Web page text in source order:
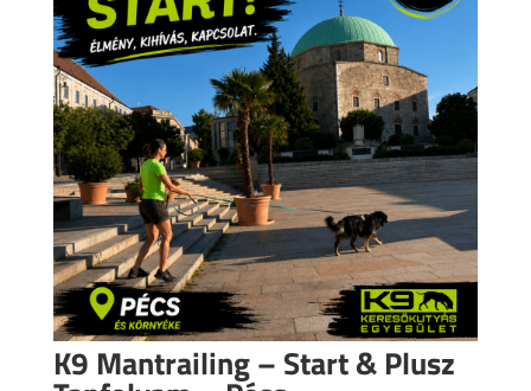
K9 Mantrailing – Start & Plusz